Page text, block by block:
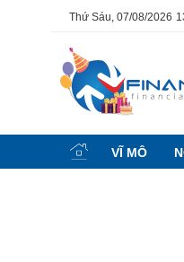
Thứ Sáu, 07/08/2026
VĨ MÔ
Tính năng